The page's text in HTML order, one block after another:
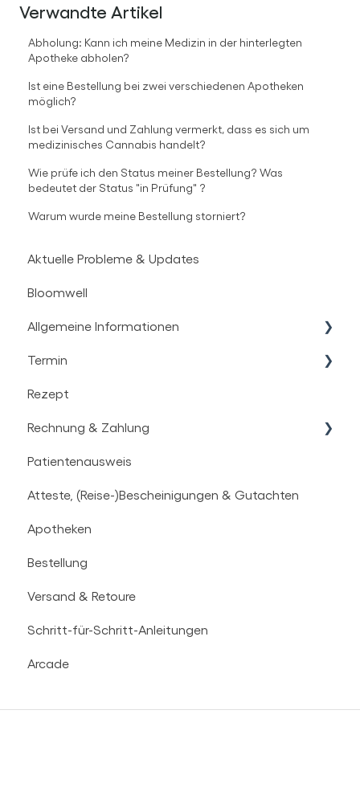
Verwandte Artikel
Abholung: Kann ich meine Medizin in der hinterlegten
Apotheke abholen?
Ist eine Bestellung bei zwei verschiedenen Apotheken
möglich?
Ist bei Versand und Zahlung vermerkt, dass es sich um
medizinisches Cannabis handelt?
Wie prüfe ich den Status meiner Bestellung? Was
bedeutet der Status "in Prüfung" ?
Warum wurde meine Bestellung storniert?
Aktuelle Probleme & Updates
Bloomwell
Allgemeine Informationen
Medizinisches Cannabis
Therapie Informationen
Technische Themen
Termin
Erstgespräch | EG
Online-Erstgespräch | OEG
Videosprechstunde | VSS
Rezept
Rechnung & Zahlung
Sprechstunde & Rezeptanfrage
Apotheke
Kosten und Kostenübernahme
Patientenausweis
Atteste, (Reise-)Bescheinigungen & Gutachten
Apotheken
Bestellung
Versand & Retoure
Schritt-für-Schritt-Anleitungen
Arcade